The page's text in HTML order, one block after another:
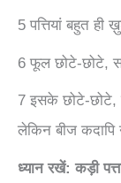
5 पत्तियां बहुत ही
6 फूल छोटे-छोटे,
7 इसके छोटे-
लेकिन बीज कदापि
ध्यान रखें: कड़ी